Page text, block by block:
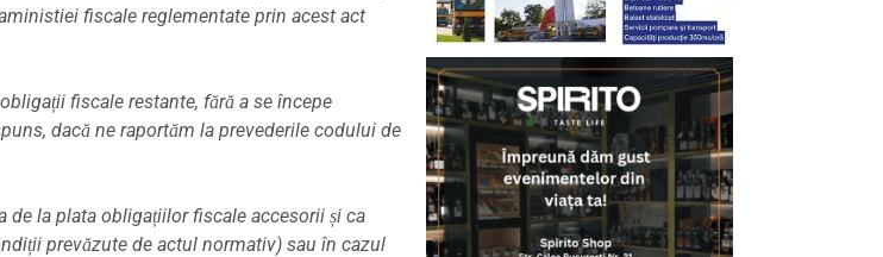
fiscale reglementate prin acest act
fiscale restante, fără a se începe
dacă ne raportăm la prevederile codului de
la plata obligațiilor fiscale accesorii și ca
prevăzute de actul normativ) sau în cazul